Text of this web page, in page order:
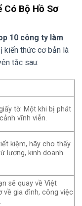
Bộ Hồ Sơ
10 công ty làm
kiến thức cơ bản là
tắc sau:
tờ. Một khi bị phát
vĩnh viễn.
kiệm, hãy cho thấy
lương, kinh doanh
sẽ quay về Việt
về gia đình, công việc